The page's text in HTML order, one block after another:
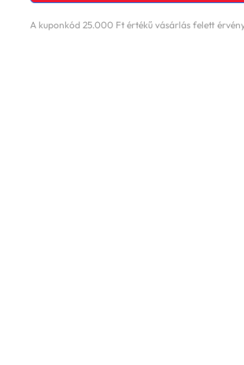
A kuponkód 25.000 Ft értékű vásárlás felett